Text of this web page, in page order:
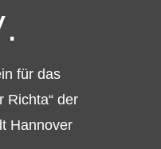
für das
Richta“ der
Hannover